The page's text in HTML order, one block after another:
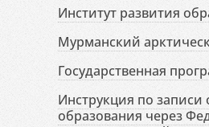
Институт развития
Мурманский
Государственная
Инструкция по
образования через